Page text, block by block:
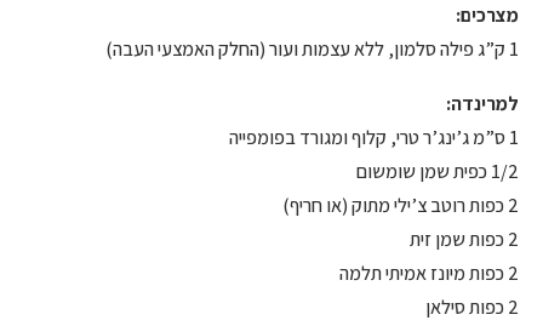
מצרכים:
1 ק”ג פילה סלמון, ללא עצמות ועור (החלק האמצעי העבה)
למרינדה:
1 ס”מ ג’ינג’ר טרי, קלוף ומגורד בפומפייה
1/2 כפית שמן שומשום
2 כפות רוטב צ’ילי מתוק (או חריף)
2 כפות שמן זית
2 כפות מיונז אמיתי תלמה
2 כפות סילאן